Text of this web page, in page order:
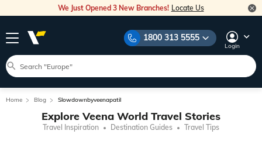
We Just Opened 3 New Branches! Locate Us
1800 313 5555
Login
Home Blog Slowdownbyveenapatil
Explore Veena World Travel Stories
Travel Inspiration Destination Guides Travel Tips